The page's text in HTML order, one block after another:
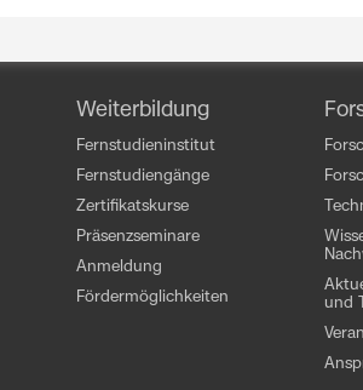
Weiterbildung
Fernstudieninstitut
Fernstudiengänge
Zertifikatskurse
Präsenzseminare
Anmeldung
Fördermöglichkeiten
und